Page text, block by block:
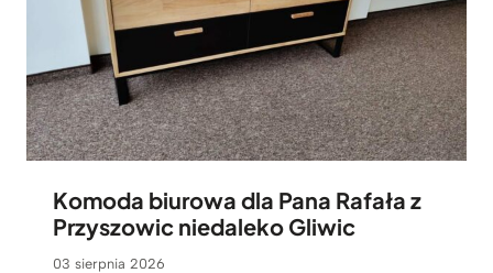
Komoda biurowa dla Pana Rafała z
Przyszowic niedaleko Gliwic
03 sierpnia 2026